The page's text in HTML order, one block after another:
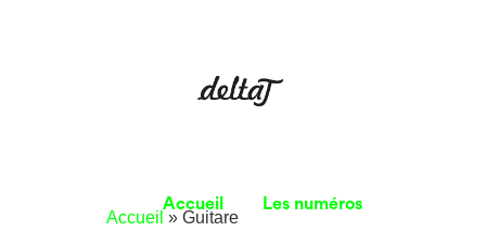
Accueil Les numéros
Accueil » Guitare